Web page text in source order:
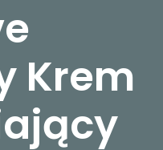
Krem